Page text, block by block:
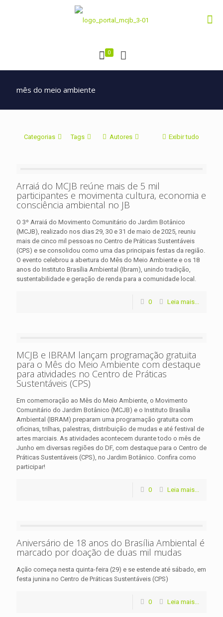
0
mês do meio ambiente
Categorias Tags Autores Exibir tudo
Arraiá do MCJB reúne mais de 5 mil
participantes e movimenta cultura, economia e
consciência ambiental no JB
O 3º Arraiá do Movimento Comunitário do Jardim Botânico
(MCJB), realizado nos dias 29, 30 e 31 de maio de 2025, reuniu
mais de cinco mil pessoas no Centro de Práticas Sustentáveis
(CPS) e se consolidou como uma das principais festas da região.
O evento celebrou a abertura do Mês do Meio Ambiente e os 18
anos do Instituto Brasília Ambiental (Ibram), unindo tradição,
sustentabilidade e geração de renda para a comunidade local.
0 Leia mais...
MCJB e IBRAM lançam programação gratuita
para o Mês do Meio Ambiente com destaque
para atividades no Centro de Práticas
Sustentáveis (CPS)
Em comemoração ao Mês do Meio Ambiente, o Movimento
Comunitário do Jardim Botânico (MCJB) e o Instituto Brasília
Ambiental (IBRAM) preparam uma programação gratuita com
oficinas, trilhas, palestras, distribuição de mudas e até festival de
artes marciais. As atividades acontecem durante todo o mês de
Junho em diversas regiões do DF, com destaque para o Centro de
Práticas Sustentáveis (CPS), no Jardim Botânico. Confira como
participar!
0 Leia mais...
Aniversário de 18 anos do Brasília Ambiental é
marcado por doação de duas mil mudas
Ação começa nesta quinta-feira (29) e se estende até sábado, em
festa junina no Centro de Práticas Sustentáveis (CPS)
0 Leia mais...